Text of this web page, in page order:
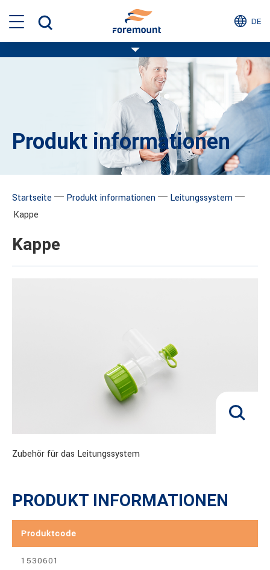
DE
Produkt informationen
Startseite ─ Produkt informationen─ Leitungssystem─
Kappe
Kappe
Zubehör für das Leitungssystem
PRODUKT INFORMATIONEN
Produktcode
1530601